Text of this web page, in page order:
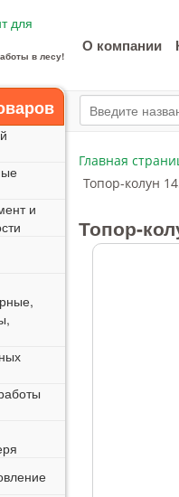
в лесу!
О компании
и
Главная
Топор-колун
Топор-